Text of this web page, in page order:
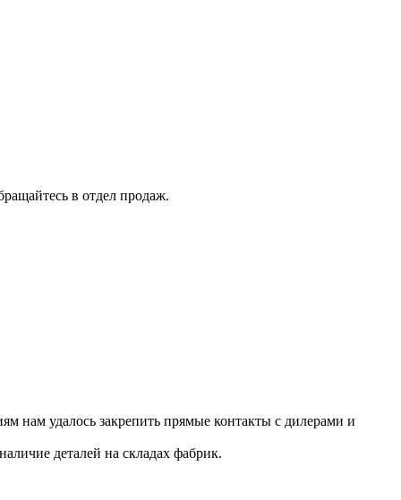
в отдел продаж.
нам удалось закрепить прямые контакты с дилерами и
деталей на складах фабрик.